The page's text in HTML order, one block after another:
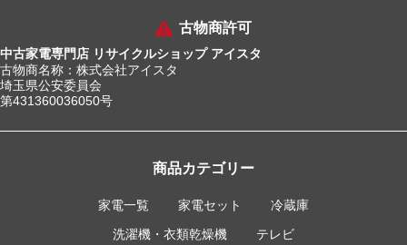
古物商許可
中古家電専門店 リサイクルショップ アイスタ
古物商名称：株式会社アイスタ
埼玉県公安委員会
第431360036050号
商品カテゴリー
家電一覧 家電セット
冷蔵庫
洗濯機・衣類乾燥機
テレビ